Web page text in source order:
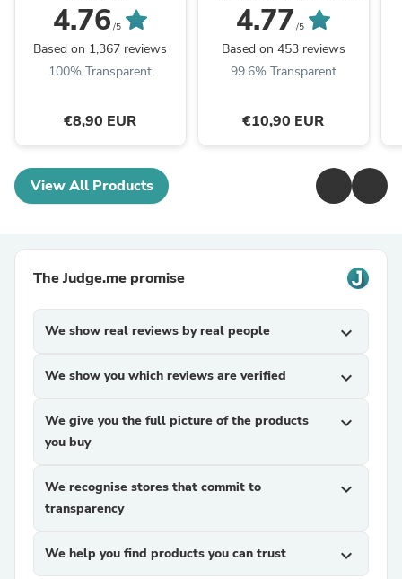
4.76 /5
Based on 1,367 reviews
100% Transparent
€8,90 EUR
685/885
4.77 /5
Based on 453 reviews
99.6% Transparent
€10,90 EUR
View All Products
The Judge.me promise
We show real reviews by real people expand_more
We show you which reviews are verified expand_more
We give you the full picture of the products
you buy
expand_more
We recognise stores that commit to
transparency
expand_more
We help you find products you can trust expand_more